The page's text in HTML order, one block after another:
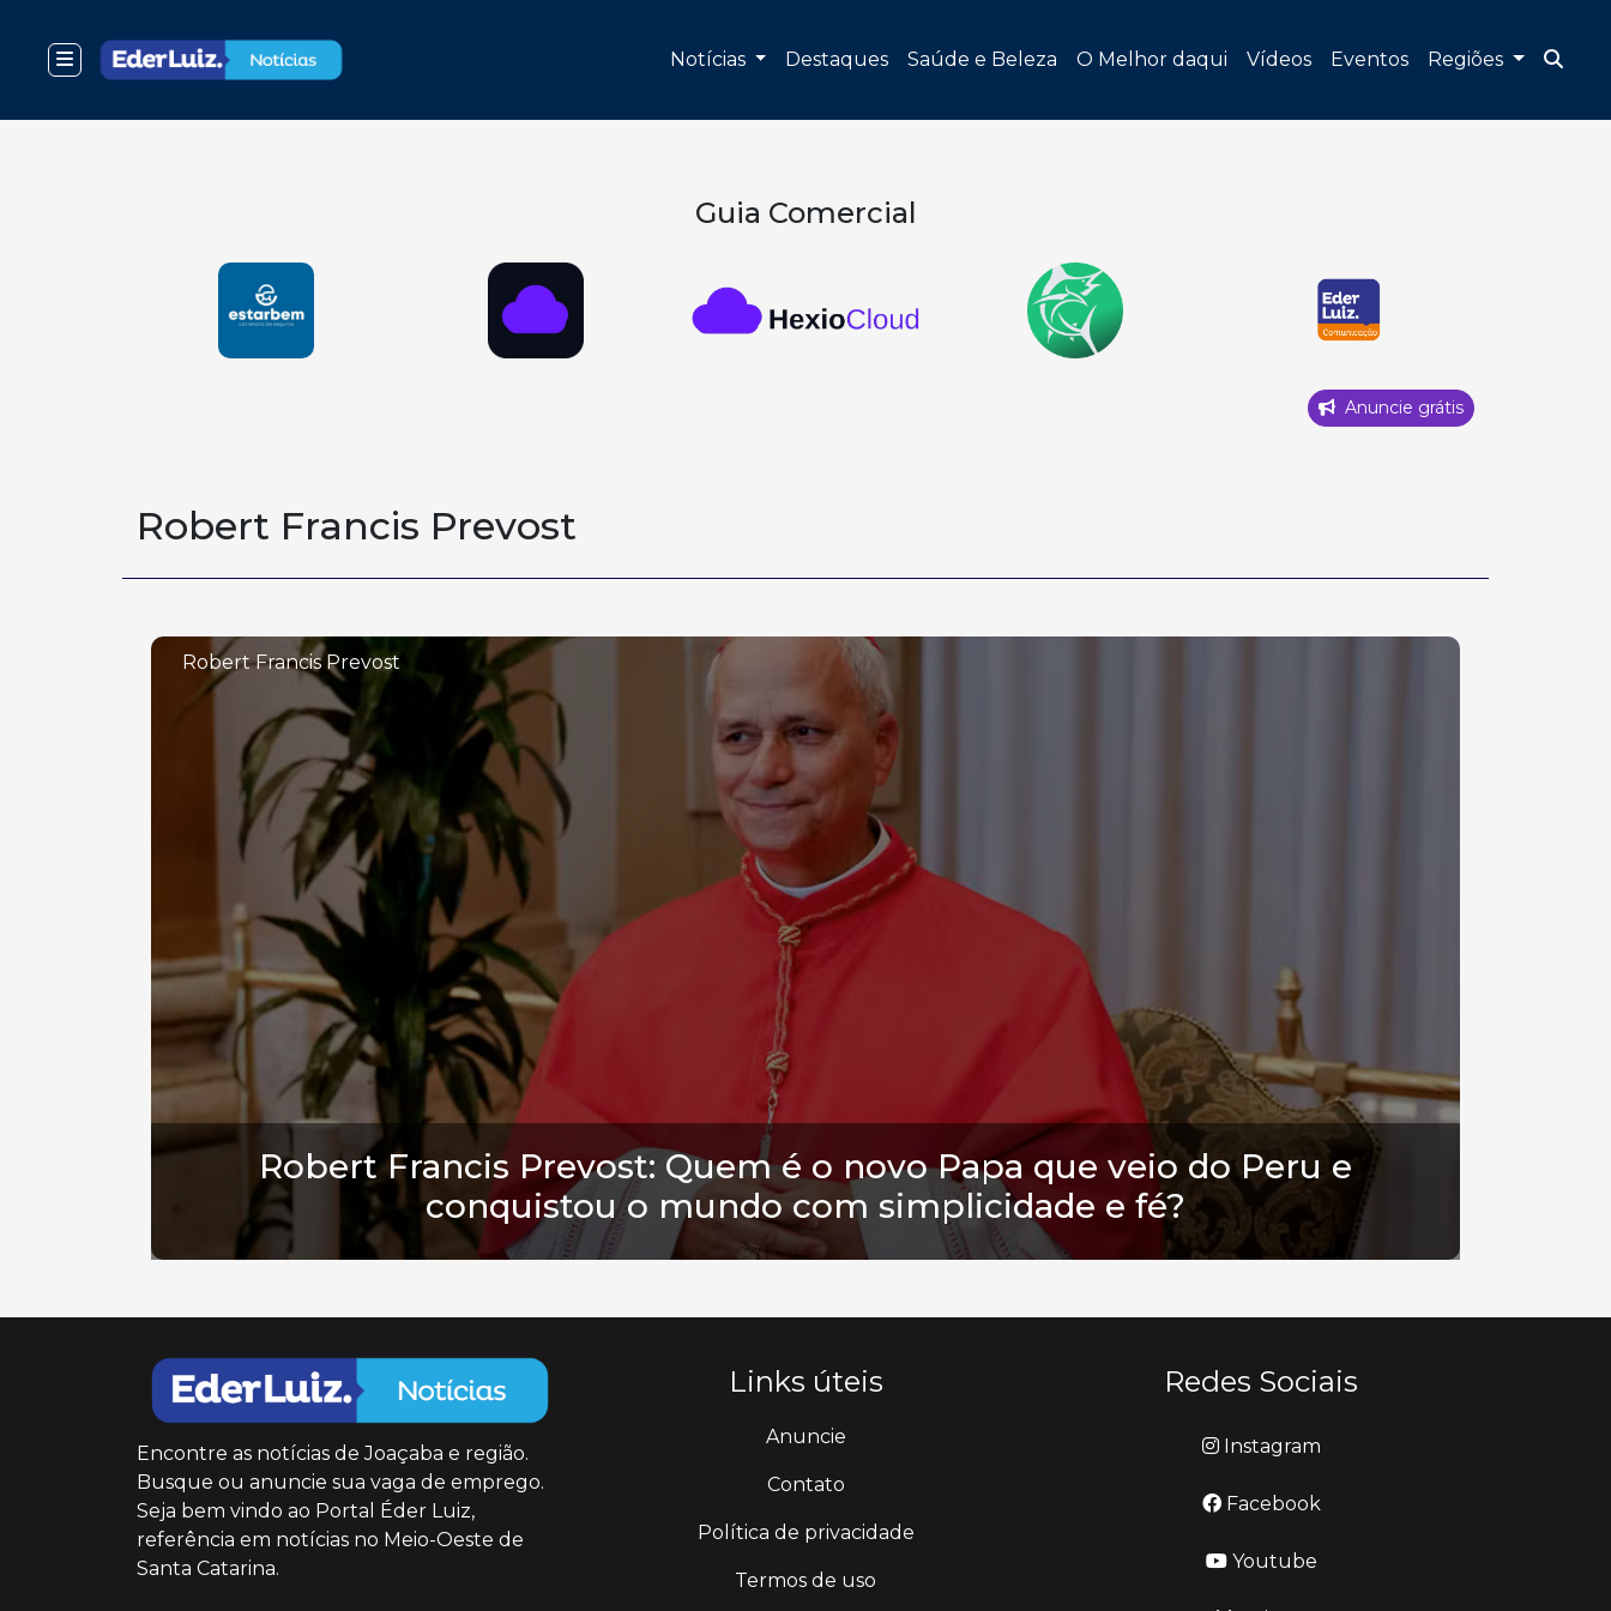
Notícias Destaques Saúde e Beleza O Melhor daqui Vídeos Eventos Regiões
Guia Comercial
Anuncie grátis
Robert Francis Prevost
Robert Francis Prevost
Robert Francis Prevost: Quem é o novo Papa que veio do Peru e
conquistou o mundo com simplicidade e fé?
Encontre as notícias de Joaçaba e região.
Busque ou anuncie sua vaga de emprego.
Seja bem vindo ao Portal Éder Luiz,
referência em notícias no Meio-Oeste de
Santa Catarina.
Links úteis
Anuncie
Contato
Política de privacidade
Termos de uso
Redes Sociais
Instagram
Facebook
Youtube